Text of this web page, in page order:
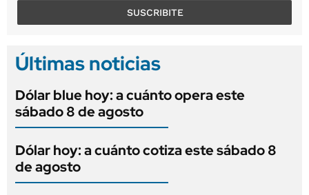
SUSCRIBITE
Últimas noticias
Dólar blue hoy: a cuánto opera este
sábado 8 de agosto
Dólar hoy: a cuánto cotiza este sábado 8
de agosto